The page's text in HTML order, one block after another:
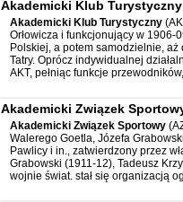
Akademicki Klub Turystyczny
Akademicki Klub Turystyczny
Orłowicza i funkcjonujący w 1906-
Polskiej, a potem samodzielnie, aż
Tatry. Oprócz indywidualnej
AKT, pełniąc funkcje
Akademicki Związek
Akademicki Związek Sportowy
Walerego Goetla, Józefa
Pawlicy i in., zatwierdzony przez
Grabowski (1911-12), Tadeusz
wojnie świat. stał się organizacją